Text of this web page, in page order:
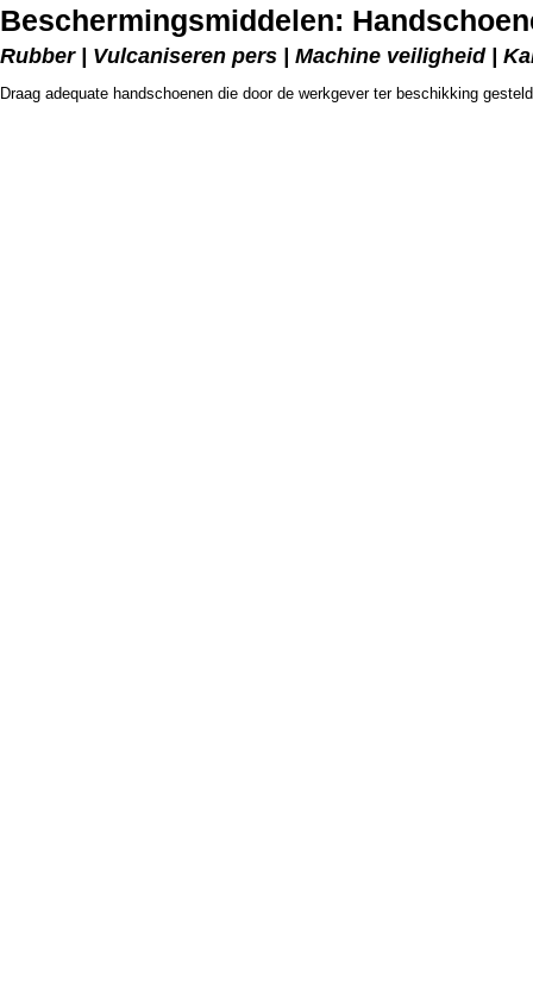
Beschermingsmiddelen:
Rubber | Vulcaniseren pers | Machine veiligheid |
Draag adequate handschoenen die door de werkgever ter beschikking